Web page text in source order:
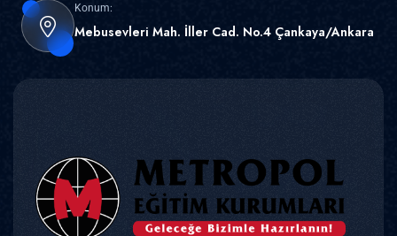
Konum:
Mebusevleri Mah. İller Cad. No.4 Çankaya/Ankara